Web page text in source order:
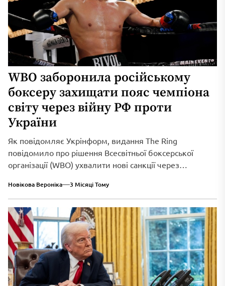
WBO заборонила російському
боксеру захищати пояс чемпіона
світу через війну РФ проти
України
Як повідомляє Укрінформ, видання The Ring
повідомило про рішення Всесвітньої боксерської
організації (WBO) ухвалити нові санкції через
Новікова Вероніка 3 Місяці Тому